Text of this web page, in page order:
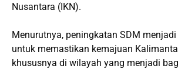
Nusantara (IKN).
Menurutnya, peningkatan SDM
untuk memastikan kemajuan
khususnya di wilayah yang menjadi